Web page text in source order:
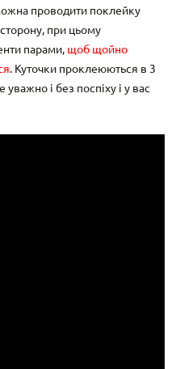
проводити поклейку
при цьому
парами, щоб щойно
. Куточки проклеюються в 3
уважно і без поспіху і у вас